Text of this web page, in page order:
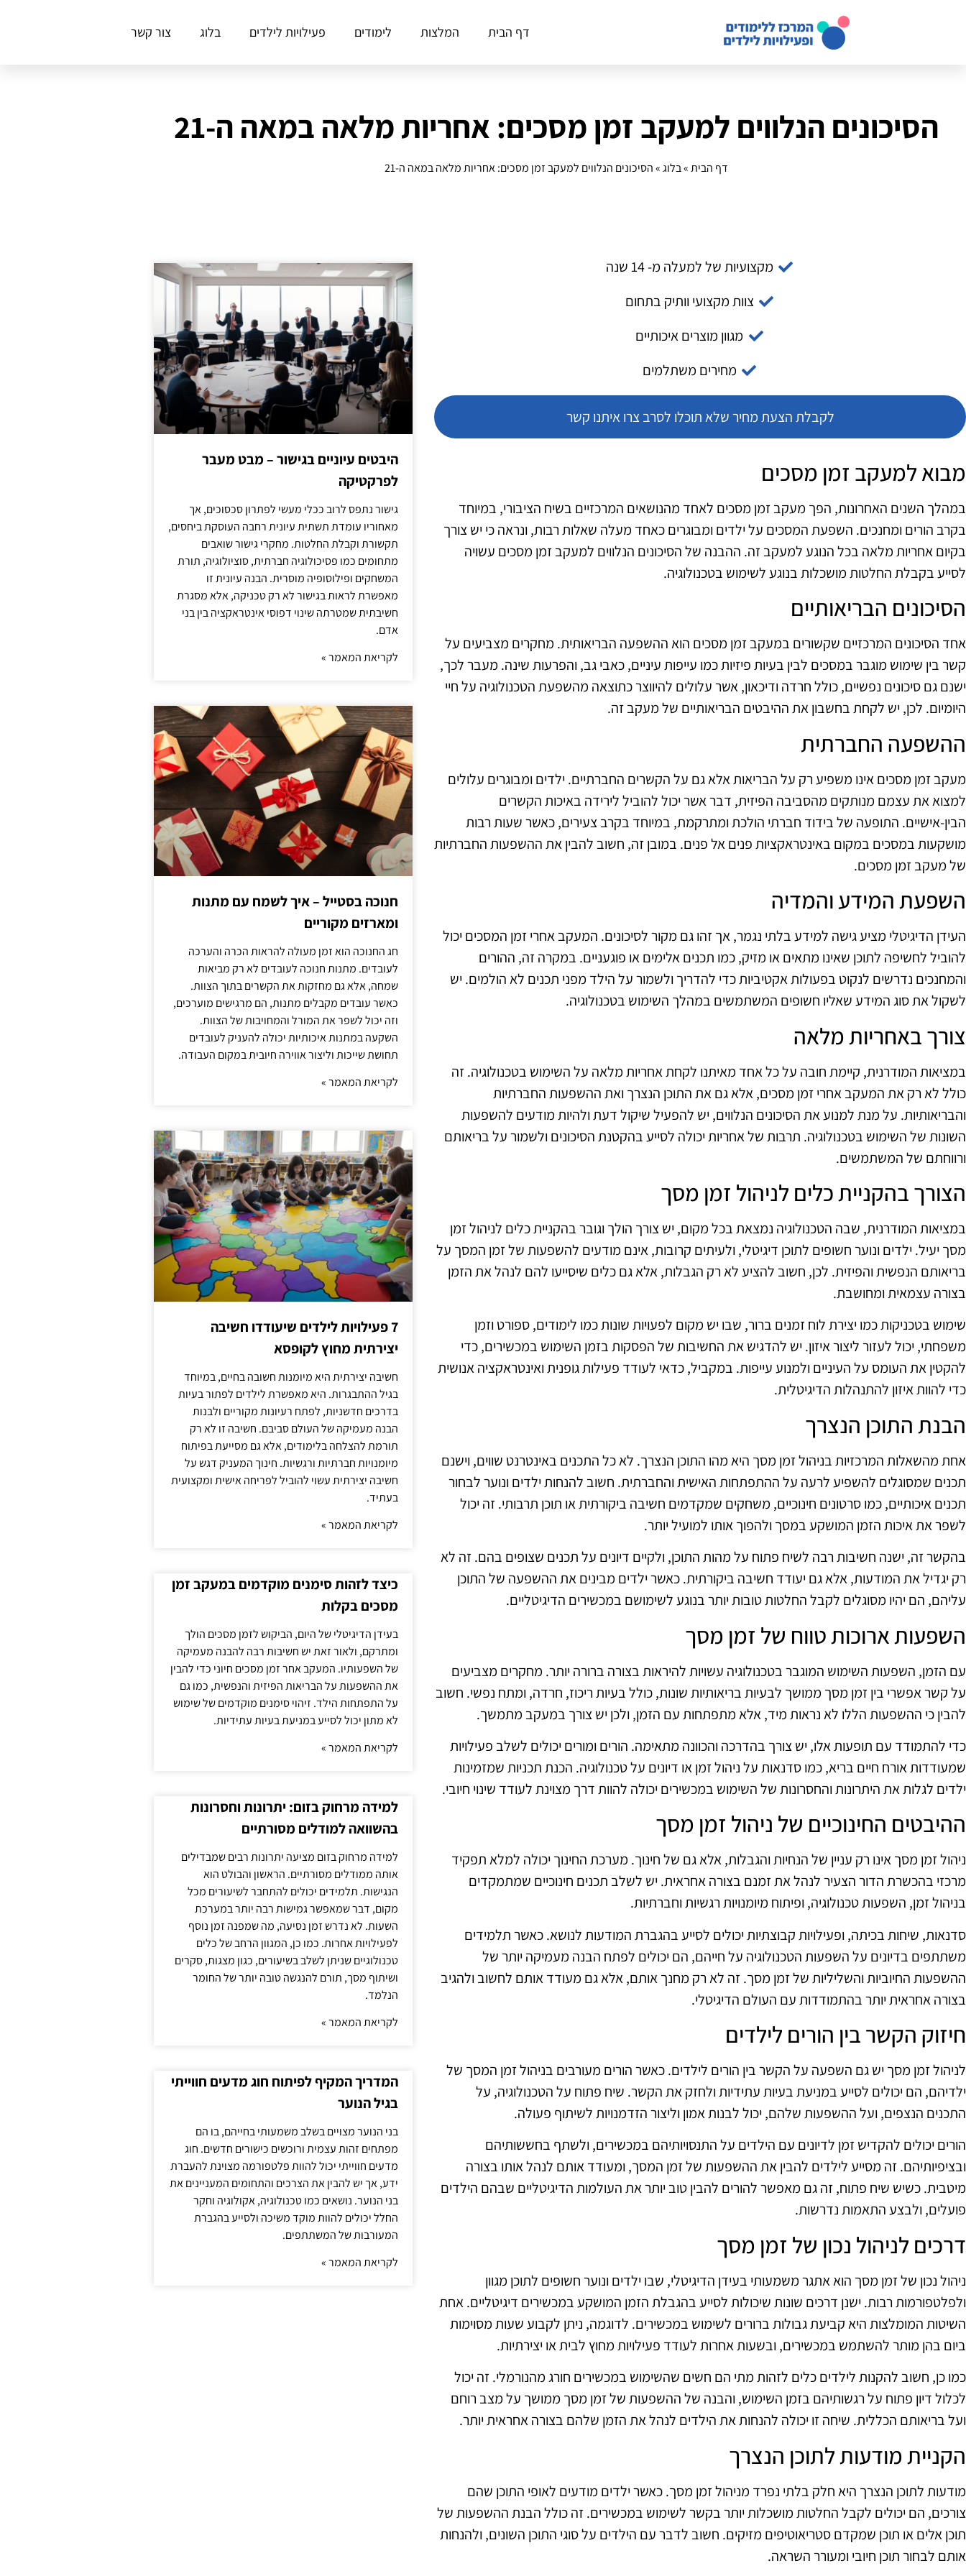
דף הבית המלצות לימודים פעילויות לילדים בלוג צור קשר
הסיכונים הנלווים למעקב זמן מסכים: אחריות מלאה במאה ה-21
דף הבית»בלוג»הסיכונים הנלווים למעקב זמן מסכים: אחריות מלאה במאה ה-21
מקצועיות של למעלה מ- 14 שנה
צוות מקצועי וותיק בתחום
מגוון מוצרים איכותיים
מחירים משתלמים
לקבלת הצעת מחיר שלא תוכלו לסרב צרו איתנו קשר
מבוא למעקב זמן מסכים
במהלך השנים האחרונות, הפך מעקב זמן מסכים לאחד מהנושאים המרכזיים בשיח הציבורי, במיוחד
בקרב הורים ומחנכים. השפעת המסכים על ילדים ומבוגרים כאחד מעלה שאלות רבות, ונראה כי יש צורך
בקיום אחריות מלאה בכל הנוגע למעקב זה. ההבנה של הסיכונים הנלווים למעקב זמן מסכים עשויה
לסייע בקבלת החלטות מושכלות בנוגע לשימוש בטכנולוגיה.
הסיכונים הבריאותיים
אחד הסיכונים המרכזיים שקשורים במעקב זמן מסכים הוא ההשפעה הבריאותית. מחקרים מצביעים על
קשר בין שימוש מוגבר במסכים לבין בעיות פיזיות כמו עייפות עיניים, כאבי גב, והפרעות שינה. מעבר לכך,
ישנם גם סיכונים נפשיים, כולל חרדה ודיכאון, אשר עלולים להיווצר כתוצאה מהשפעת הטכנולוגיה על חיי
היומיום. לכן, יש לקחת בחשבון את ההיבטים הבריאותיים של מעקב זה.
ההשפעה החברתית
מעקב זמן מסכים אינו משפיע רק על הבריאות אלא גם על הקשרים החברתיים. ילדים ומבוגרים עלולים
למצוא את עצמם מנותקים מהסביבה הפיזית, דבר אשר יכול להוביל לירידה באיכות הקשרים
הבין-אישיים. התופעה של בידוד חברתי הולכת ומתרקמת, במיוחד בקרב צעירים, כאשר שעות רבות
מושקעות במסכים במקום באינטראקציות פנים אל פנים. במובן זה, חשוב להבין את ההשפעות החברתיות
של מעקב זמן מסכים.
השפעת המידע והמדיה
העידן הדיגיטלי מציע גישה למידע בלתי נגמר, אך זהו גם מקור לסיכונים. המעקב אחרי זמן המסכים יכול
להוביל לחשיפה לתוכן שאינו מתאים או מזיק, כמו תכנים אלימים או פוגעניים. במקרה זה, ההורים
והמחנכים נדרשים לנקוט בפעולות אקטיביות כדי להדריך ולשמור על הילד מפני תכנים לא הולמים. יש
לשקול את סוג המידע שאליו חשופים המשתמשים במהלך השימוש בטכנולוגיה.
צורך באחריות מלאה
במציאות המודרנית, קיימת חובה על כל אחד מאיתנו לקחת אחריות מלאה על השימוש בטכנולוגיה. זה
כולל לא רק את המעקב אחרי זמן מסכים, אלא גם את התוכן הנצרך ואת ההשפעות החברתיות
והבריאותיות. על מנת למנוע את הסיכונים הנלווים, יש להפעיל שיקול דעת ולהיות מודעים להשפעות
השונות של השימוש בטכנולוגיה. תרבות של אחריות יכולה לסייע בהקטנת הסיכונים ולשמור על בריאותם
ורווחתם של המשתמשים.
הצורך בהקניית כלים לניהול זמן מסך
במציאות המודרנית, שבה הטכנולוגיה נמצאת בכל מקום, יש צורך הולך וגובר בהקניית כלים לניהול זמן
מסך יעיל. ילדים ונוער חשופים לתוכן דיגיטלי, ולעיתים קרובות, אינם מודעים להשפעות של זמן המסך על
בריאותם הנפשית והפיזית. לכן, חשוב להציע לא רק הגבלות, אלא גם כלים שיסייעו להם לנהל את הזמן
בצורה עצמאית ומחושבת.
שימוש בטכניקות כמו יצירת לוח זמנים ברור, שבו יש מקום לפעויות שונות כמו לימודים, ספורט וזמן
משפחתי, יכול לעזור ליצור איזון. יש להדגיש את החשיבות של הפסקות בזמן השימוש במכשירים, כדי
להקטין את העומס על העיניים ולמנוע עייפות. במקביל, כדאי לעודד פעילות גופנית ואינטראקציה אנושית
כדי להוות איזון להתנהלות הדיגיטלית.
הבנת התוכן הנצרך
אחת מהשאלות המרכזיות בניהול זמן מסך היא מהו התוכן הנצרך. לא כל התכנים באינטרנט שווים, וישנם
תכנים שמסוגלים להשפיע לרעה על ההתפתחות האישית והחברתית. חשוב להנחות ילדים ונוער לבחור
תכנים איכותיים, כמו סרטונים חינוכיים, משחקים שמקדמים חשיבה ביקורתית או תוכן תרבותי. זה יכול
לשפר את איכות הזמן המושקע במסך ולהפוך אותו למועיל יותר.
בהקשר זה, ישנה חשיבות רבה לשיח פתוח על מהות התוכן, ולקיים דיונים על תכנים שצופים בהם. זה לא
רק יגדיל את המודעות, אלא גם יעודד חשיבה ביקורתית. כאשר ילדים מבינים את ההשפעה של התוכן
עליהם, הם יהיו מסוגלים לקבל החלטות טובות יותר בנוגע לשימושם במכשירים הדיגיטליים.
השפעות ארוכות טווח של זמן מסך
עם הזמן, השפעות השימוש המוגבר בטכנולוגיה עשויות להיראות בצורה ברורה יותר. מחקרים מצביעים
על קשר אפשרי בין זמן מסך ממושך לבעיות בריאותיות שונות, כולל בעיות ריכוז, חרדה, ומתח נפשי. חשוב
להבין כי ההשפעות הללו לא נראות מיד, אלא מתפתחות עם הזמן, ולכן יש צורך במעקב מתמשך.
כדי להתמודד עם תופעות אלו, יש צורך בהדרכה והכוונה מתאימה. הורים ומורים יכולים לשלב פעילויות
שמעודדות אורח חיים בריא, כמו סדנאות על ניהול זמן או דיונים על טכנולוגיה. הכנת תכניות שמזמינות
ילדים לגלות את היתרונות והחסרונות של השימוש במכשירים יכולה להוות דרך מצוינת לעודד שינוי חיובי.
ההיבטים החינוכיים של ניהול זמן מסך
ניהול זמן מסך אינו רק עניין של הנחיות והגבלות, אלא גם של חינוך. מערכת החינוך יכולה למלא תפקיד
מרכזי בהכשרת הדור הצעיר לנהל את זמנם בצורה אחראית. יש לשלב תכנים חינוכיים שמתמקדים
בניהול זמן, השפעות טכנולוגיה, ופיתוח מיומנויות רגשיות וחברתיות.
סדנאות, שיחות בכיתה, ופעילויות קבוצתיות יכולים לסייע בהגברת המודעות לנושא. כאשר תלמידים
משתתפים בדיונים על השפעות הטכנולוגיה על חייהם, הם יכולים לפתח הבנה מעמיקה יותר של
ההשפעות החיוביות והשליליות של זמן מסך. זה לא רק מחנך אותם, אלא גם מעודד אותם לחשוב ולהגיב
בצורה אחראית יותר בהתמודדות עם העולם הדיגיטלי.
חיזוק הקשר בין הורים לילדים
לניהול זמן מסך יש גם השפעה על הקשר בין הורים לילדים. כאשר הורים מעורבים בניהול זמן המסך של
ילדיהם, הם יכולים לסייע במניעת בעיות עתידיות ולחזק את הקשר. שיח פתוח על הטכנולוגיה, על
התכנים הנצפים, ועל ההשפעות שלהם, יכול לבנות אמון וליצור הזדמנויות לשיתוף פעולה.
הורים יכולים להקדיש זמן לדיונים עם הילדים על התנסויותיהם במכשירים, ולשתף בחששותיהם
ובציפיותיהם. זה מסייע לילדים להבין את ההשפעות של זמן המסך, ומעודד אותם לנהל אותו בצורה
מיטבית. כשיש שיח פתוח, זה גם מאפשר להורים להבין טוב יותר את העולמות הדיגיטליים שבהם הילדים
פועלים, ולבצע התאמות נדרשות.
דרכים לניהול נכון של זמן מסך
ניהול נכון של זמן מסך הוא אתגר משמעותי בעידן הדיגיטלי, שבו ילדים ונוער חשופים לתוכן מגוון
ולפלטפורמות רבות. ישנן דרכים שונות שיכולות לסייע בהגבלת הזמן המושקע במכשירים דיגיטליים. אחת
השיטות המומלצות היא קביעת גבולות ברורים לשימוש במכשירים. לדוגמה, ניתן לקבוע שעות מסוימות
ביום בהן מותר להשתמש במכשירים, ובשעות אחרות לעודד פעילויות מחוץ לבית או יצירתיות.
כמו כן, חשוב להקנות לילדים כלים לזהות מתי הם חשים שהשימוש במכשירים חורג מהנורמלי. זה יכול
לכלול דיון פתוח על רגשותיהם בזמן השימוש, והבנה של ההשפעות של זמן מסך ממושך על מצב רוחם
ועל בריאותם הכללית. שיחה זו יכולה להנחות את הילדים לנהל את הזמן שלהם בצורה אחראית יותר.
הקניית מודעות לתוכן הנצרך
מודעות לתוכן הנצרך היא חלק בלתי נפרד מניהול זמן מסך. כאשר ילדים מודעים לאופי התוכן שהם
צורכים, הם יכולים לקבל החלטות מושכלות יותר בקשר לשימוש במכשירים. זה כולל הבנת ההשפעות של
תוכן אלים או תוכן שמקדם סטריאוטיפים מזיקים. חשוב לדבר עם הילדים על סוגי התוכן השונים, ולהנחות
אותם לבחור תוכן חיובי ומעורר השראה.
היבטים עיוניים בגישור – מבט מעבר
לפרקטיקה
גישור נתפס לרוב ככלי מעשי לפתרון סכסוכים, אך
מאחוריו עומדת תשתית עיונית רחבה העוסקת ביחסים,
תקשורת וקבלת החלטות. מחקרי גישור שואבים
מתחומים כמו פסיכולוגיה חברתית, סוציולוגיה, תורת
המשחקים ופילוסופיה מוסרית. הבנה עיונית זו
מאפשרת לראות בגישור לא רק טכניקה, אלא מסגרת
חשיבתית שמטרתה שינוי דפוסי אינטראקציה בין בני
אדם.
לקריאת המאמר »
חנוכה בסטייל – איך לשמח עם מתנות
ומארזים מקוריים
חג החנוכה הוא זמן מעולה להראות הכרה והערכה
לעובדים. מתנות חנוכה לעובדים לא רק מביאות
שמחה, אלא גם מחזקות את הקשרים בתוך הצוות.
כאשר עובדים מקבלים מתנות, הם מרגישים מוערכים,
וזה יכול לשפר את המורל והמחויבות של הצוות.
השקעה במתנות איכותיות יכולה להעניק לעובדים
תחושת שייכות וליצור אווירה חיובית במקום העבודה.
לקריאת המאמר »
7 פעילויות לילדים שיעודדו חשיבה
יצירתית מחוץ לקופסא
חשיבה יצירתית היא מיומנות חשובה בחיים, במיוחד
בגיל ההתבגרות. היא מאפשרת לילדים לפתור בעיות
בדרכים חדשניות, לפתח רעיונות מקוריים ולבנות
הבנה מעמיקה של העולם סביבם. חשיבה זו לא רק
תורמת להצלחה בלימודים, אלא גם מסייעת בפיתוח
מיומנויות חברתיות ורגשיות. חינוך המעניק דגש על
חשיבה יצירתית עשוי להוביל לפריחה אישית ומקצועית
בעתיד.
לקריאת המאמר »
כיצד לזהות סימנים מוקדמים במעקב זמן
מסכים בקלות
בעידן הדיגיטלי של היום, הביקוש לזמן מסכים הולך
ומתרקם, ולאור זאת יש חשיבות רבה להבנה מעמיקה
של השפעותיו. המעקב אחר זמן מסכים חיוני כדי להבין
את ההשפעות על הבריאות הפיזית והנפשית, כמו גם
על התפתחות הילד. זיהוי סימנים מוקדמים של שימוש
לא מתון יכול לסייע במניעת בעיות עתידיות.
לקריאת המאמר »
למידה מרחוק בזום: יתרונות וחסרונות
בהשוואה למודלים מסורתיים
למידה מרחוק בזום מציעה יתרונות רבים שמבדילים
אותה ממודלים מסורתיים. הראשון והבולט הוא
הנגישות. תלמידים יכולים להתחבר לשיעורים מכל
מקום, דבר שמאפשר גמישות רבה יותר במערכת
השעות. לא נדרש זמן נסיעה, מה שמפנה זמן נוסף
לפעילויות אחרות. כמו כן, המגוון הרחב של כלים
טכנולוגיים שניתן לשלב בשיעורים, כגון מצגות, סקרים
ושיתוף מסך, תורם להנגשה טובה יותר של החומר
הנלמד.
לקריאת המאמר »
המדריך המקיף לפיתוח חוג מדעים חווייתי
בגיל הנוער
בני הנוער מצויים בשלב משמעותי בחייהם, בו הם
מפתחים זהות עצמית ורוכשים כישורים חדשים. חוג
מדעים חווייתי יכול להוות פלטפורמה מצוינת להעברת
ידע, אך יש להבין את הצרכים והתחומים המעניינים את
בני הנוער. נושאים כמו טכנולוגיה, אקולוגיה וחקר
החלל יכולים להוות מוקד משיכה ולסייע בהגברת
המעורבות של המשתתפים.
לקריאת המאמר »